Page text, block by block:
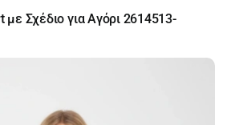
με Σχέδιο για Αγόρι 2614513-